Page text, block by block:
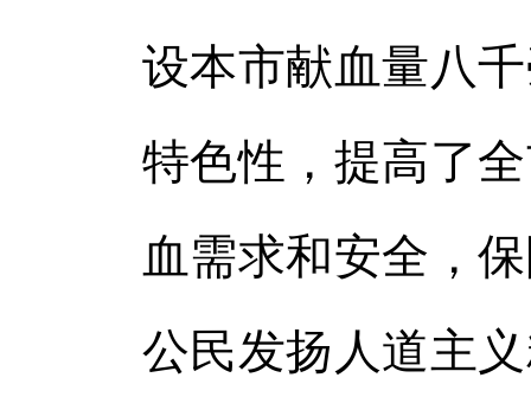
设本市献血量八
特色性，提高了
血需求和安全，
公民发扬人道主